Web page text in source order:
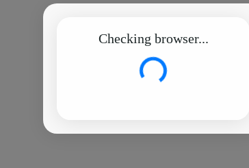
Checking browser...